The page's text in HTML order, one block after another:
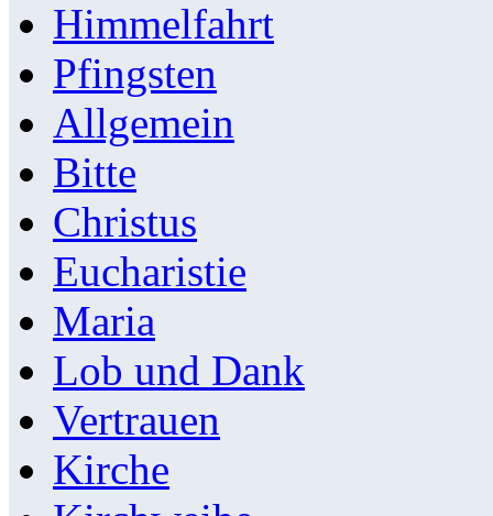
Himmelfahrt
Pfingsten
Allgemein
Bitte
Christus
Eucharistie
Maria
Lob und Dank
Vertrauen
Kirche